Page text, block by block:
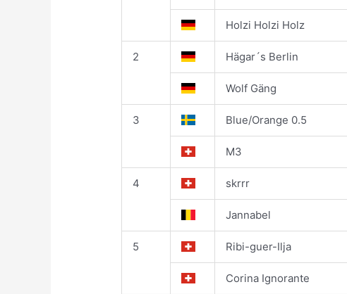
Holzi Holzi Holz
2 Hägar´s Berlin
Wolf Gäng
3 Blue/Orange 0.5
M3
4 skrrr
Jannabel
5 Ribi-guer-Ilja
Corina Ignorante